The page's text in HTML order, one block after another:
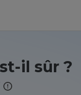
il sûr ?